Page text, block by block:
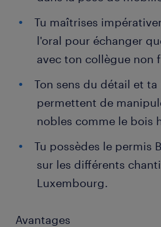
Tu maîtrises
l'oral pour échanger
avec ton collègue non
Ton sens du détail et
permettent de
nobles comme le bois
Tu possèdes le permis
sur les différents
Luxembourg.
Avantages